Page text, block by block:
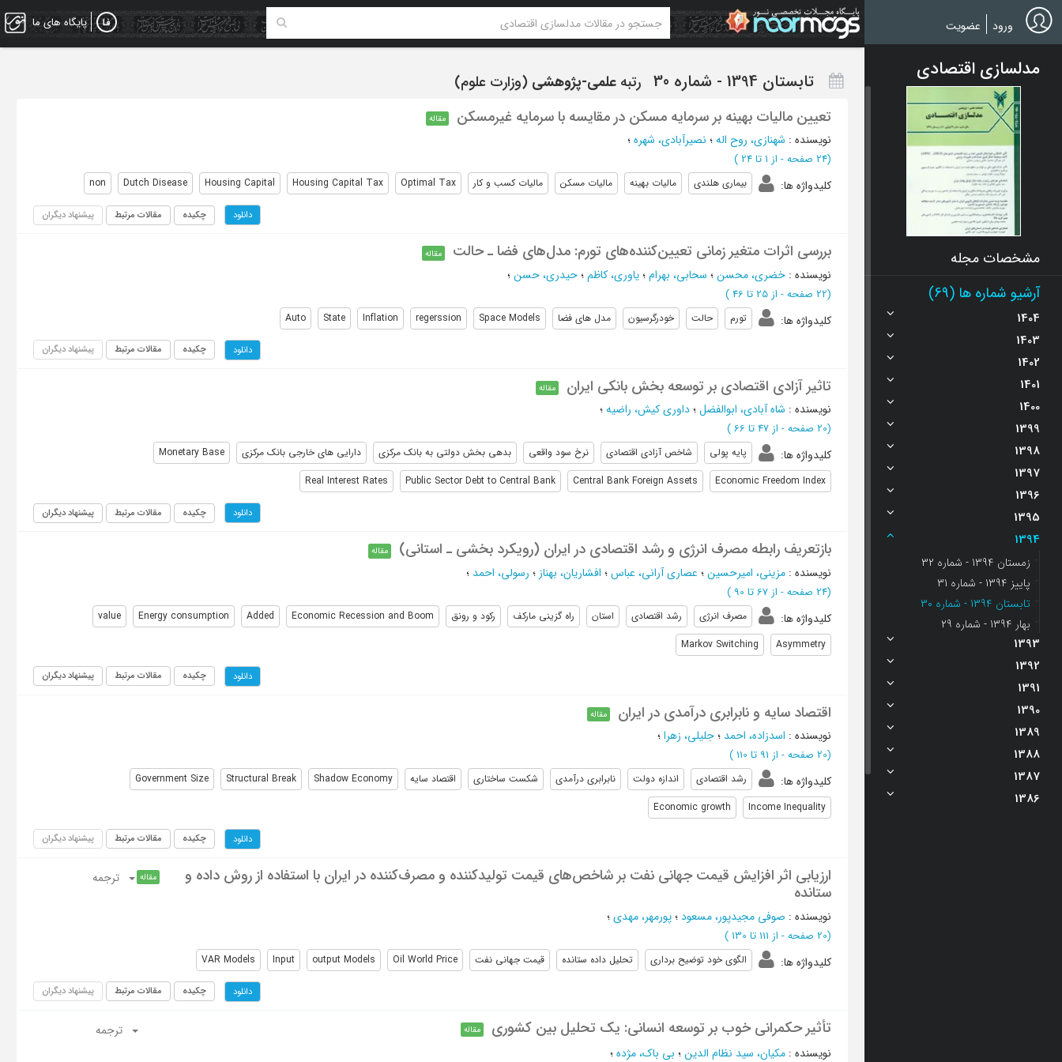
Skip
to
main
پایگاه های ما ورود عضویت
مدلسازی اقتصادی
مشخصات مجله
آرشیو شماره ها (69)
1404
1403
1402
1401
1400
1399
1398
1397
1396
1395
1394
زمستان 1394 - شماره 32
پاییز 1394 - شماره 31
تابستان 1394 - شماره 30
بهار 1394 - شماره 29
1393
1392
1391
1390
1389
1388
1387
1386
تابستان 1394 - شماره 30 رتبه علمی-پژوهشی (وزارت علوم)
تعیین مالیات بهینه بر سرمایه‌ مسکن در مقایسه با سرمایه‌ غیرمسکن
مقاله
نویسنده : شهنازی، روح اله؛ نصیرآبادی، شهره؛
(‎24 صفحه - از 1 تا 24 )
کلیدواژه ها: بیماری هلندی مالیات بهینه مالیات مسکن مالیات کسب و کار Optimal Tax
Housing Capital Tax
Housing Capital
Dutch Disease
non
دانلود چکیده مقالات مرتبط پیشنهاد دیگران
بررسی اثرات متغیر زمانی تعیین‌کننده‌های تورم: مدل‌های فضا ـ حالت مقاله
نویسنده : خضری، محسن؛ سحابی، بهرام؛یاوری، کاظم؛حیدری، حسن؛
(‎22 صفحه - از 25 تا 46 )
کلیدواژه ها: تورم حالت خودرگرسیون مدل های فضا Space Models
regerssion
Inflation
State
Auto
دانلود چکیده مقالات مرتبط پیشنهاد دیگران
تاثیر آزادی اقتصادی بر توسعه بخش بانکی ایران مقاله
نویسنده : شاه آبادی، ابوالفضل؛داوری کیش، راضیه؛
(‎20 صفحه - از 47 تا 66 )
کلیدواژه ها: پایه پولی شاخص آزادی اقتصادی نرخ سود واقعی بدهی بخش دولتی به بانک مرکزی دارایی های خارجی بانک مرکزی
Monetary Base
Economic Freedom Index
Central Bank Foreign Assets
Public Sector Debt to Central Bank
Real Interest Rates
دانلود چکیده مقالات مرتبط پیشنهاد دیگران
بازتعریف رابطه مصرف انرژی و رشد اقتصادی در ایران (رویکرد بخشی ـ استانی) مقاله
نویسنده : مزینی، امیرحسین؛ عصاری آرانی، عباس؛ افشاریان، بهناز ؛ رسولی، احمد ؛
(‎24 صفحه - از 67 تا 90 )
کلیدواژه ها: مصرف انرژی رشد اقتصادی استان راه گزینی مارکف رکود و رونق Economic Recession and Boom
Added
Energy consumption
value
Asymmetry
Markov Switching
دانلود چکیده مقالات مرتبط پیشنهاد دیگران
اقتصاد سایه و نابرابری درآمدی در ایران مقاله
نویسنده : اسدزاده، احمد ؛جلیلی، زهرا؛
(‎20 صفحه - از 91 تا 110 )
کلیدواژه ها: رشد اقتصادی اندازه دولت نابرابری درآمدی شکست ساختاری اقتصاد سایه Shadow Economy
Structural Break
Government Size
Income Inequality
Economic growth
دانلود چکیده مقالات مرتبط پیشنهاد دیگران
ارزیابی اثر افزایش قیمت جهانی نفت بر شاخص‌های قیمت تولیدکننده و مصرف‌کننده در ایران با استفاده از روش داده و
ستانده
مقاله ترجمه
نویسنده : صوفی مجیدپور، مسعود؛پورمهر، مهدی؛
(‎20 صفحه - از 111 تا 130 )
کلیدواژه ها: الگوی خود توضیح برداری تحلیل داده ستانده قیمت جهانی نفت Oil World Price
output Models
Input
VAR Models
دانلود چکیده مقالات مرتبط پیشنهاد دیگران
تأثیر حکمرانی خوب بر توسعه انسانی: یک تحلیل بین کشوری مقاله
ترجمه
نویسنده : مکیان، سید نظام الدین؛ بی باک، مژده؛